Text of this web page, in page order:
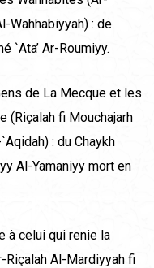
Wahhabiyyah) : de
`Ata’ Ar-Roumiyy.
de La Mecque et les
(Riçalah fi Mouchajarh
: du Chaykh
Al-Yamaniyy mort en
à celui qui renie la
Al-Mardiyyah fi